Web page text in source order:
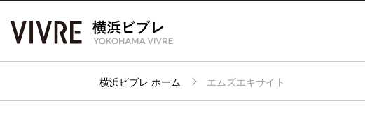
パーキング
横浜ビブレ ホーム エムズエキサイト